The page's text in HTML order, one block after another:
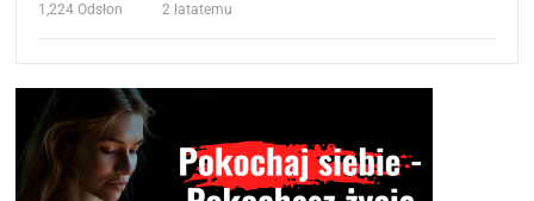
1,224 Odsłon 2 latatemu